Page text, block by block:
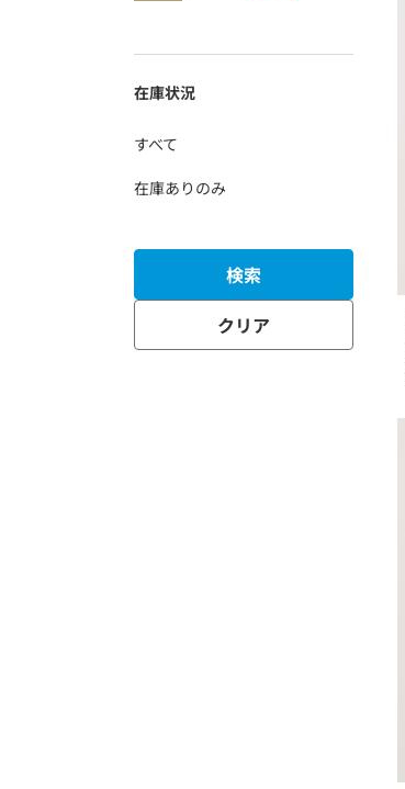
在庫状況
すべて
在庫ありのみ
検索
クリア